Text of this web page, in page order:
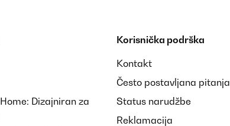
Dizajniran za
Korisnička podrška
Kontakt
Često postavljana pitanja
Status narudžbe
Reklamacija